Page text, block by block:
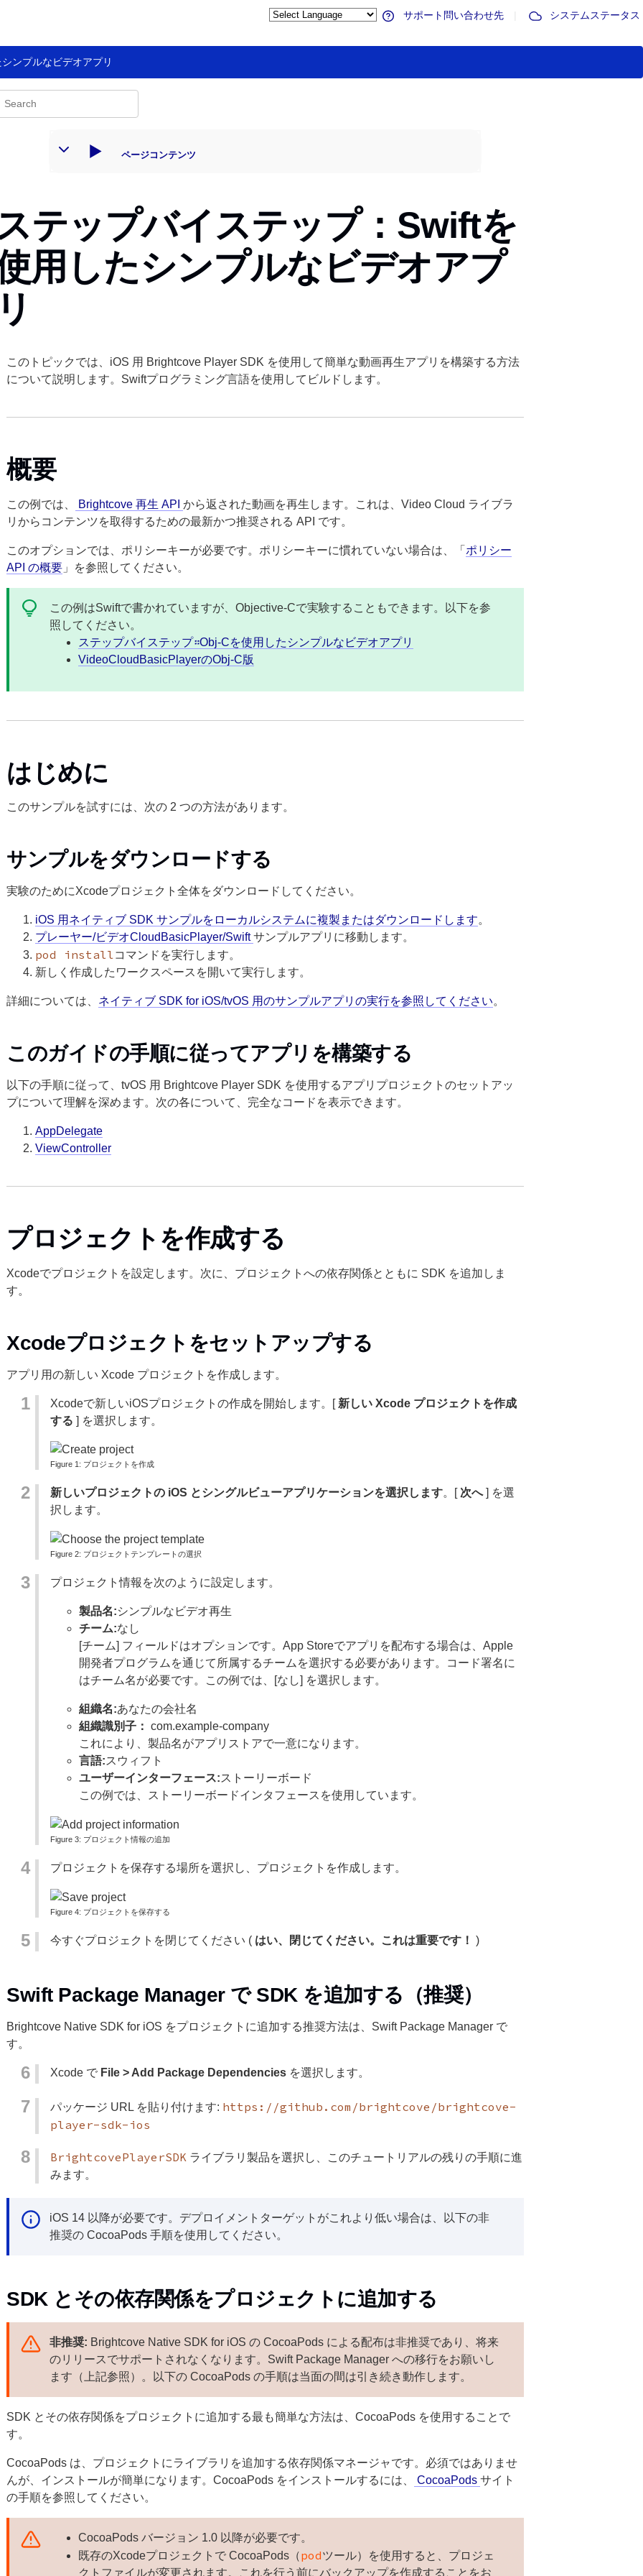
サポート問い合わせ先 システムステータス
ンプルなビデオアプリ
プリ
ページコンテンツ
テップバイステップ：Swiftを
用したシンプルなビデオアプ
リ
このトピックでは、iOS 用 Brightcove Player SDK を使用して簡単な動画再生アプリを構築する方法
について説明します。Swiftプログラミング言語を使用してビルドします。
概要
この例では、 Brightcove 再生 API から返された動画を再生します。これは、Video Cloud ライブラ
リからコンテンツを取得するための最新かつ推奨される API です。
このオプションでは、ポリシーキーが必要です。ポリシーキーに慣れていない場合は、「 ポリシー
API の概要 」を参照してください。
この例はSwiftで書かれていますが、Objective-Cで実験することもできます。以下を参
照してください。
ステップバイステップ።Obj-Cを使用したシンプルなビデオアプリ
VideoCloudBasicPlayerのObj-C版
はじめに
このサンプルを試すには、次の 2 つの方法があります。
サンプルをダウンロードする
実験のためにXcodeプロジェクト全体をダウンロードしてください。
iOS 用ネイティブ SDK サンプルをローカルシステムに複製またはダウンロードします。
プレーヤー/ビデオCloudBasicPlayer/Swiftサンプルアプリに移動します。
pod installコマンドを実行します。
新しく作成したワークスペースを開いて実行します。
詳細については、 ネイティブ SDK for iOS/tvOS 用のサンプルアプリの実行を参照してください。
このガイドの手順に従ってアプリを構築する
以下の手順に従って、tvOS 用 Brightcove Player SDK を使用するアプリプロジェクトのセットアッ
プについて理解を深めます。次の各について、完全なコードを表示できます。
AppDelegate
ViewController
プロジェクトを作成する
Xcodeでプロジェクトを設定します。次に、プロジェクトへの依存関係とともに SDK を追加しま
す。
Xcodeプロジェクトをセットアップする
アプリ用の新しい Xcode プロジェクトを作成します。
Xcodeで新しいiOSプロジェクトの作成を開始します。[ 新しい Xcode プロジェクトを作成
する ] を選択します。
プロジェクトを作成
新しいプロジェクトの iOS とシングルビューアプリケーションを選択します。[ 次へ] を選
択します。
プロジェクトテンプレートの選択
プロジェクト情報を次のように設定します。
製品名:シンプルなビデオ再生
チーム:なし
[チーム] フィールドはオプションです。App Storeでアプリを配布する場合は、Apple
開発者プログラムを通じて所属するチームを選択する必要があります。コード署名に
はチーム名が必要です。この例では、[なし] を選択します。
組織名:あなたの会社名
組織識別子： com.example-company
これにより、製品名がアプリストアで一意になります。
言語:スウィフト
ユーザーインターフェース:ストーリーボード
この例では、ストーリーボードインタフェースを使用しています。
プロジェクト情報の追加
プロジェクトを保存する場所を選択し、プロジェクトを作成します。
プロジェクトを保存する
今すぐプロジェクトを閉じてください ( はい、閉じてください。これは重要です！ )
Swift Package Manager で SDK を追加する（推奨）
Brightcove Native SDK for iOS をプロジェクトに追加する推奨方法は、Swift Package Manager で
す。
Xcode で File > Add Package Dependencies を選択します。
パッケージ URL を貼り付けます: https://github.com/brightcove/brightcove-
player-sdk-ios
BrightcovePlayerSDK ライブラリ製品を選択し、このチュートリアルの残りの手順に進
みます。
iOS 14 以降が必要です。デプロイメントターゲットがこれより低い場合は、以下の非
推奨の CocoaPods 手順を使用してください。
SDK とその依存関係をプロジェクトに追加する
非推奨: Brightcove Native SDK for iOS の CocoaPods による配布は非推奨であり、将来
のリリースでサポートされなくなります。Swift Package Manager への移行をお願いし
ます（上記参照）。以下の CocoaPods の手順は当面の間は引き続き動作します。
SDK とその依存関係をプロジェクトに追加する最も簡単な方法は、CocoaPods を使用することで
す。
CocoaPods は、プロジェクトにライブラリを追加する依存関係マネージャです。必須ではありませ
んが、インストールが簡単になります。CocoaPods をインストールするには、
CocoaPods サイト
の手順を参照してください。
CocoaPods バージョン 1.0 以降が必要です。
既存のXcodeプロジェクトで CocoaPods（podツール）を使用すると、プロジェ
クトファイルが変更されます。これを行う前にバックアップを作成することをお